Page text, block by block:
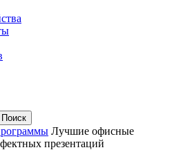
Лучшие офисные
презентаций